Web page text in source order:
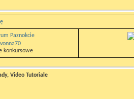
Ivonna70
konkursowe
Video Tutoriale